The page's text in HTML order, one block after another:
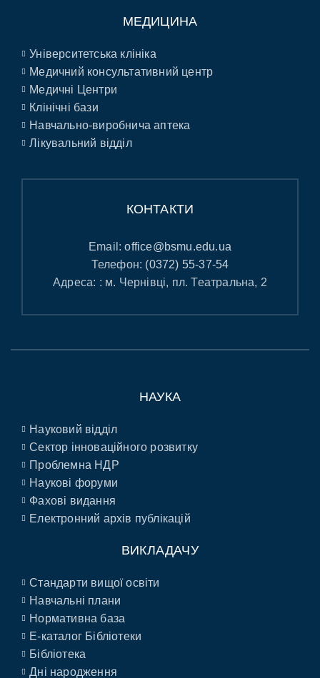
МЕДИЦИНА
Університетська клініка
Медичний консультативний центр
Медичні Центри
Клінічні бази
Навчально-виробнича аптека
Лікувальний відділ
КОНТАКТИ
Email:office@bsmu.edu.ua
Телефон: (0372) 55-37-54
Адреса: : м. Чернівці, пл. Театральна, 2
НАУКА
Науковий відділ
Сектор інноваційного розвитку
Проблемна НДР
Наукові форуми
Фахові видання
Електронний архів публікацій
ВИКЛАДАЧУ
Стандарти вищої освіти
Навчальні плани
Нормативна база
E-каталог Бібліотеки
Бібліотека
Дні народження